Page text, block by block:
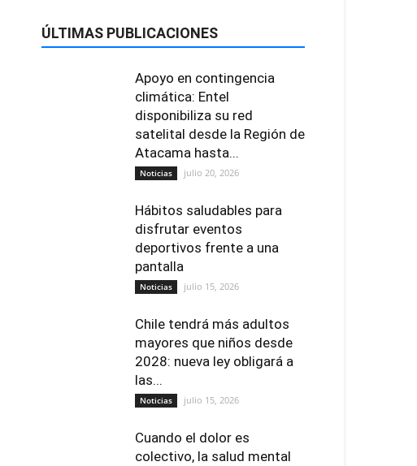
ÚLTIMAS PUBLICACIONES
Apoyo en contingencia
climática: Entel
disponibiliza su red
satelital desde la Región de
Atacama hasta...
Noticias julio 20, 2026
Hábitos saludables para
disfrutar eventos
deportivos frente a una
pantalla
Noticias julio 15, 2026
Chile tendrá más adultos
mayores que niños desde
2028: nueva ley obligará a
las...
Noticias julio 15, 2026
Cuando el dolor es
colectivo, la salud mental